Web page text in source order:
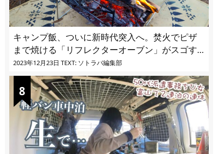
キャンプ飯、ついに新時代突入へ。焚火でピザ
まで焼ける「リフレクターオーブン」がスゴす
ぎる
2023年12月23日 TEXT: ソトラバ編集部